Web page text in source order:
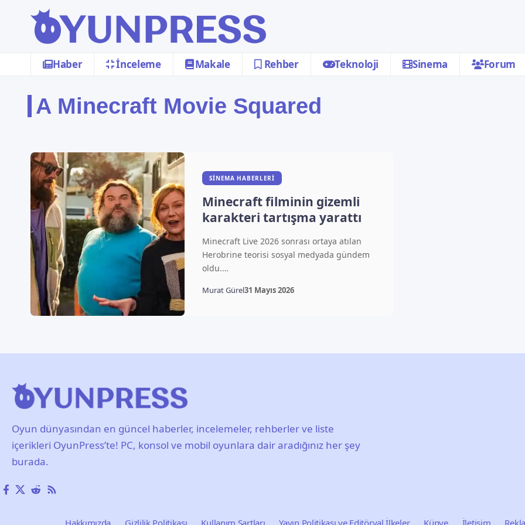
Haber İnceleme Makale Rehber Teknoloji Sinema Forum
A Minecraft Movie Squared
SINEMA HABERLERI
Minecraft filminin gizemli
karakteri tartışma yarattı
Minecraft Live 2026 sonrası ortaya atılan
Herobrine teorisi sosyal medyada gündem
oldu.…
Murat Gürel31 Mayıs 2026
Oyun dünyasından en güncel haberler, incelemeler, rehberler ve liste
içerikleri OyunPress’te! PC, konsol ve mobil oyunlara dair aradığınız her şey
burada.